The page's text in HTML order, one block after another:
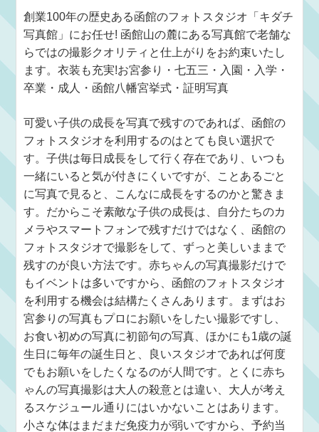
創業100年の歴史ある函館のフォトスタジオ「キダチ
写真館」にお任せ! 函館山の麓にある写真館で老舗な
らではの撮影クオリティと仕上がりをお約束いたし
ます。衣装も充実!お宮参り・七五三・入園・入学・
卒業・成人・函館八幡宮挙式・証明写真
可愛い子供の成長を写真で残すのであれば、函館の
フォトスタジオを利用するのはとても良い選択で
す。子供は毎日成長をして行く存在であり、いつも
一緒にいると気が付きにくいですが、ことあるごと
に写真で見ると、こんなに成長をするのかと驚きま
す。だからこそ素敵な子供の成長は、自分たちのカ
メラやスマートフォンで残すだけではなく、函館の
フォトスタジオで撮影をして、ずっと美しいままで
残すのが良い方法です。赤ちゃんの写真撮影だけで
もイベントは多いですから、函館のフォトスタジオ
を利用する機会は結構たくさんあります。まずはお
宮参りの写真もプロにお願いをしたい撮影ですし、
お食い初めの写真に初節句の写真、ほかにも1歳の誕
生日に毎年の誕生日と、良いスタジオであれば何度
でもお願いをしたくなるのが人間です。とくに赤ち
ゃんの写真撮影は大人の殺意とは違い、大人が考え
るスケジュール通りにはいかないことはあります。
小さな体はまだまだ免疫力が弱いですから、予約当